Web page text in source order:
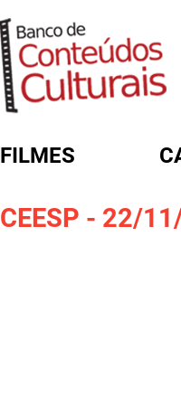
FILMES
CEESP - 22/